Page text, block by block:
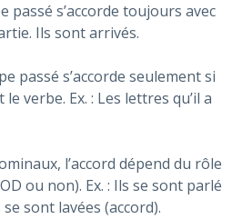
passé s’accorde toujours avec
Ils sont arrivés.
passé s’accorde seulement si
verbe. Ex. : Les lettres qu’il a
l’accord dépend du rôle
ou non). Ex. : Ils se sont parlé
se sont lavées (accord).